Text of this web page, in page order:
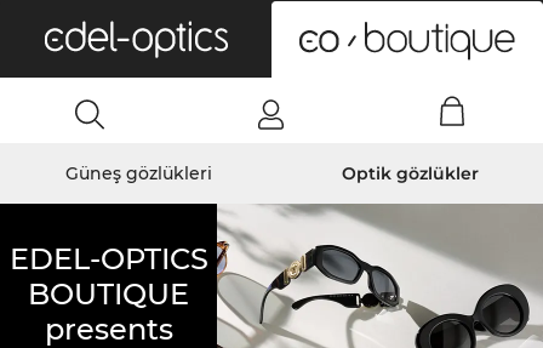
Güneş gözlükleri Optik gözlükler
EDEL-OPTICS
BOUTIQUE
presents